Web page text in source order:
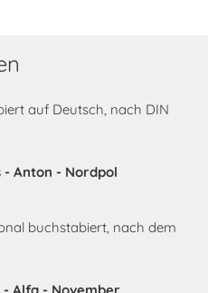
auf Deutsch, nach DIN
- Anton - Nordpol
buchstabiert, nach dem